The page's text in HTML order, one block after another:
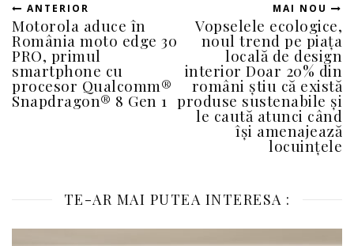
ANTERIOR
Motorola aduce în
România moto edge 30
PRO, primul
smartphone cu
procesor Qualcomm®
Snapdragon® 8 Gen 1
MAI NOU
Vopselele ecologice,
noul trend pe piața
locală de design
interior Doar 20% din
români știu că există
produse sustenabile și
le caută atunci când
își amenajează
locuințele
TE-AR MAI PUTEA INTERESA :